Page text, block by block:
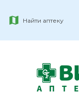
Найти аптеку